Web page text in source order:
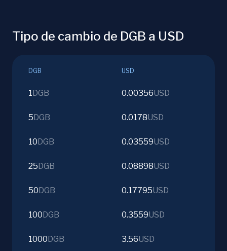
Tipo de cambio de DGB a USD
DGB USD
1 DGB 0.00356USD
5 DGB 0.0178USD
10 DGB 0.03559USD
25 DGB 0.08898USD
50 DGB 0.17795USD
100 DGB 0.3559USD
1000 DGB 3.56USD